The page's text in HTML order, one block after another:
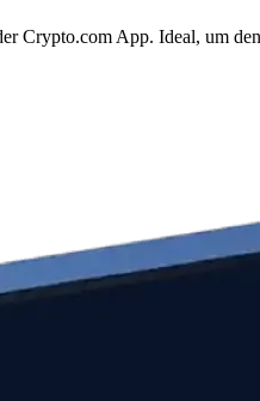
Crypto.com App. Ideal, um